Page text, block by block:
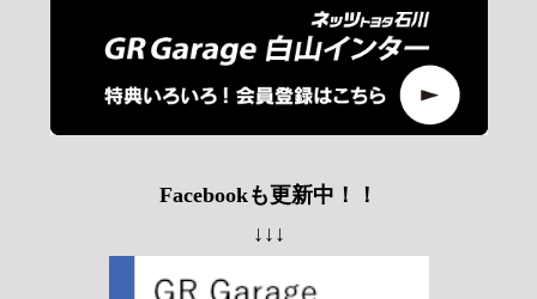
Facebookも更新中！！
↓↓↓